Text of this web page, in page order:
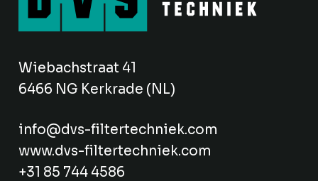
Wiebachstraat 41
6466 NG Kerkrade (NL)
info@dvs-filtertechniek.com
www.dvs-filtertechniek.com
+31 85 744 4586